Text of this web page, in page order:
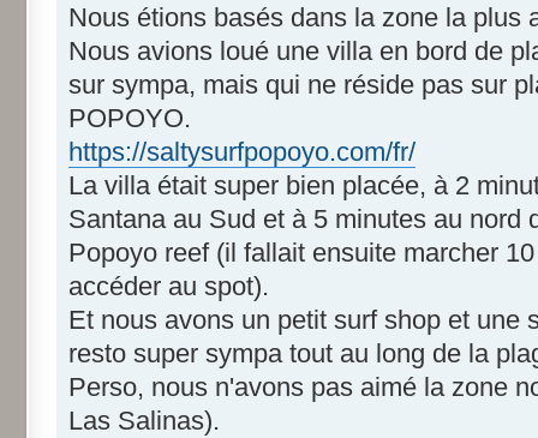
Nous étions basés dans la zone la plus
Nous avions loué une villa en bord de
sur sympa, mais qui ne réside pas sur
POPOYO.
https://saltysurfpopoyo.com/fr/
La villa était super bien placée, à 2
Santana au Sud et à 5 minutes au nord
Popoyo reef (il fallait ensuite marcher
accéder au spot).
Et nous avons un petit surf shop et une
resto super sympa tout au long de la
Perso, nous n'avons pas aimé la zone
Las Salinas).